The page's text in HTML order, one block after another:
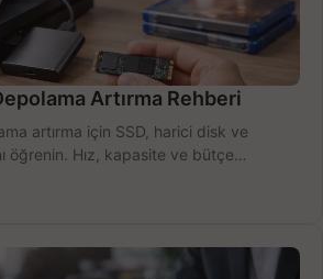
Artırma Rehberi
artırma için SSD, harici disk ve
öğrenin. Hız, kapasite ve bütçe